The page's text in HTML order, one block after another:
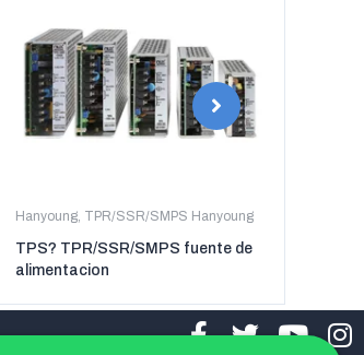
Hanyoung, TPR/SSR/SMPS Hanyoung
TPS? TPR/SSR/SMPS fuente de
alimentacion